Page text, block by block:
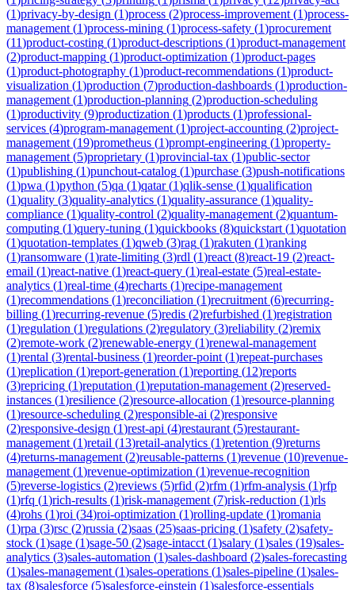
(1)privacy-by-design (1)process (2)process-improvement (1)process-
management (1)process-mining (1)process-safety (1)procurement
(11)product-costing (1)product-descriptions (1)product-management
(2)product-mapping (1)product-optimization (1)product-pages
(1)product-photography (1)product-recommendations (1)product-
visualization (1)production (7)production-dashboards (1)production-
management (1)production-planning (2)production-scheduling
(1)productivity (9)productization (1)products (1)professional-
services (4)program-management (1)project-accounting (2)project-
management (19)prometheus (1)prompt-engineering (1)property-
management (5)proprietary (1)provincial-tax (1)public-sector
(1)publishing (1)punchout-catalog (1)purchase (3)push-notifications
(1)pwa (1)python (5)qa (1)qatar(1)qlik-sense (1)qualification
(1)quality (3)quality-analytics (1)quality-assurance (1)quality-
compliance (1)quality-control (2)quality-management (2)quantum-
computing (1)query-tuning (1)quickbooks (8)quickstart (1)quotation
(1)quotation-templates (1)qweb (3)rag (1)rakuten (1)ranking
(1)ransomware (1)rate-limiting (3)rdl (1)react (8)react-19 (2)react-
email (1)react-native (1)react-query (1)real-estate (5)real-estate-
analytics (1)real-time (4)recharts (1)recipe-management
(1)recommendations (1)reconciliation (1)recruitment (6)recurring-
billing (1)recurring-revenue (5)redis (2)refurbished (1)registration
(1)regulation (1)regulations (2)regulatory (3)reliability (2)remix
(2)remote-work (2)renewable-energy (1)renewal-management
(1)rental (3)rental-business (1)reorder-point (1)repeat-purchases
(1)replication (1)report-generation (1)reporting (12)reports
(3)repricing (1)reputation (1)reputation-management (2)reserved-
instances (1)resilience (2)resource-allocation (1)resource-planning
(1)resource-scheduling (2)responsible-ai (2)responsive
(2)responsive-design (1)rest-api (4)restaurant (5)restaurant-
management (1)retail (13)retail-analytics (1)retention (9)returns
(4)returns-management (2)reusable-patterns (1)revenue (10)revenue-
management (1)revenue-optimization (1)revenue-recognition
(5)reverse-logistics (2)reviews (5)rfid (2)rfm (1)rfm-analysis (1)rfp
(1)rfq (1)rich-results (1)risk-management (7)risk-reduction (1)rls
(4)rohs (1)roi (34)roi-optimization (1)rolling-update (1)romania
(1)rpa (3)rsc (2)russia (2)saas (25)saas-pricing (1)safety (2)safety-
stock (1)sage (1)sage-50 (2)sage-intacct (1)salary (1)sales (19)sales-
analytics (3)sales-automation (1)sales-dashboard (2)sales-forecasting
(1)sales-management (1)sales-operations (1)sales-pipeline (1)sales-
tax (8)salesforce (5)salesforce-einstein (1)salesforce-essentials